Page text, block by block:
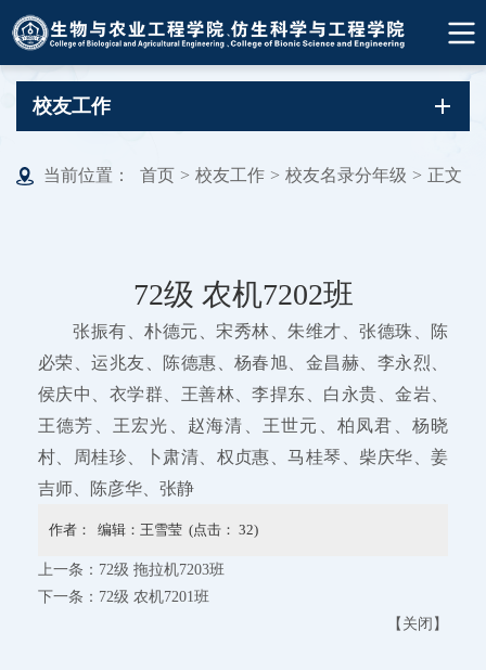
校友工作
当前位置： 首页 > 校友工作 > 校友名录分年级 > 正文
72级 农机7202班
张振有、朴德元、宋秀林、朱维才、张德珠、陈
必荣、运兆友、陈德惠、杨春旭、金昌赫、李永烈、
侯庆中、衣学群、王善林、李捍东、白永贵、金岩、
王德芳、王宏光、赵海清、王世元、柏凤君、杨晓
村、周桂珍、卜肃清、权贞惠、马桂琴、柴庆华、姜
吉师、陈彦华、张静
作者： 编辑：王雪莹 (点击： 32)
上一条： 72级 拖拉机7203班
下一条： 72级 农机7201班
【 关闭 】